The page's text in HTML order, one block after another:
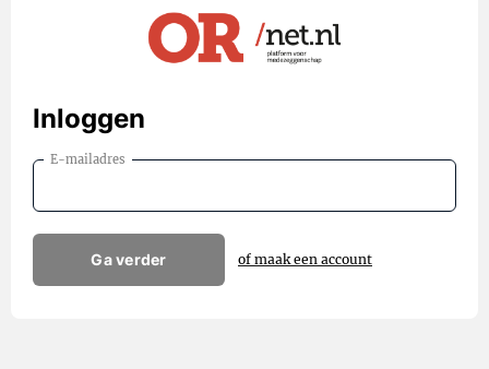
Inloggen
E-mailadres
Ga verder of maak een account